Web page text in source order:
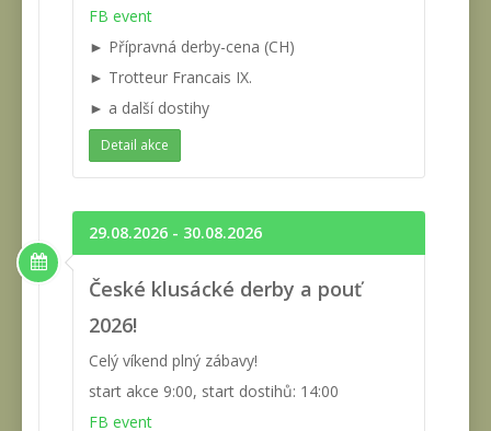
FB event
► Přípravná derby-cena (CH)
► Trotteur Francais IX.
► a další dostihy
Detail akce
29.08.2026 - 30.08.2026
České klusácké derby a pouť
2026!
Celý víkend plný zábavy!
start akce 9:00, start dostihů: 14:00
FB event